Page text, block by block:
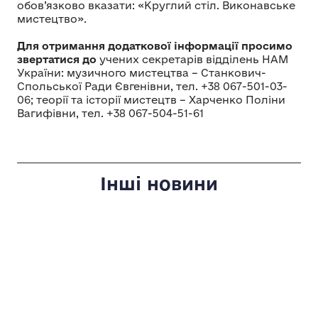
обов’язково вказати: «Круглий стіл. Виконавське
мистецтво».
Для отримання додаткової інформації просимо
звертатися до учених секретарів відділень НАМ
України: музичного мистецтва – Станкович-
Спольської Ради Євгенівни, тел. +38 067-501-03-
06; теорії та історії мистецтв – Харченко Поліни
Вагифівни, тел. +38 067-504-51-61
Інші новини